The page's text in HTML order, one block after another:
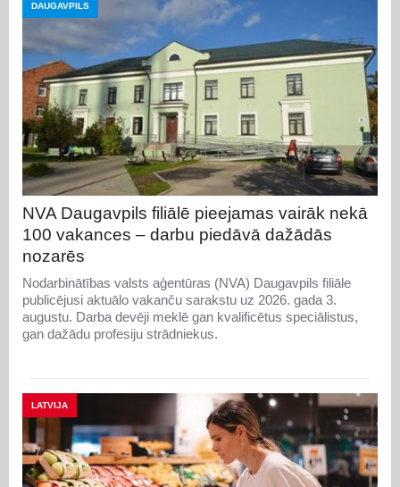
DAUGAVPILS
NVA Daugavpils filiālē pieejamas vairāk nekā
100 vakances – darbu piedāvā dažādās
nozarēs
Nodarbinātības valsts aģentūras (NVA) Daugavpils filiāle
publicējusi aktuālo vakanču sarakstu uz 2026. gada 3.
augustu. Darba devēji meklē gan kvalificētus speciālistus,
gan dažādu profesiju strādniekus.
LATVIJA